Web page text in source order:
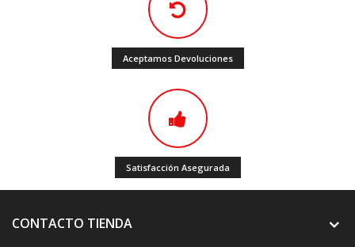
Aceptamos Devoluciones
Satisfacción Asegurada
CONTACTO TIENDA